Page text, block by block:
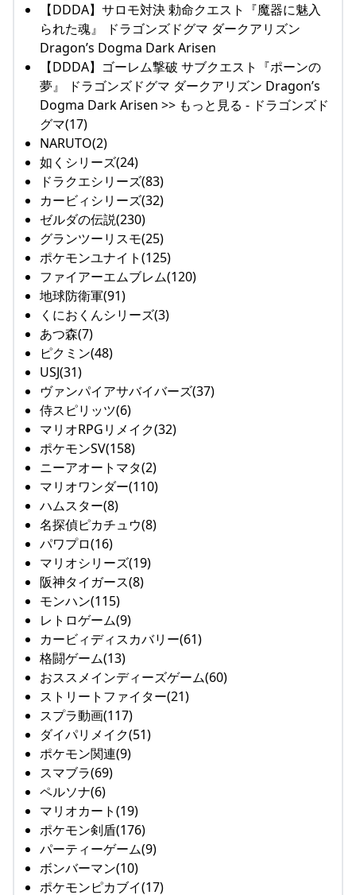
【DDDA】サロモ対決 勅命クエスト『魔器に魅入
られた魂』 ドラゴンズドグマ ダークアリズン
Dragon’s Dogma Dark Arisen
【DDDA】ゴーレム撃破 サブクエスト『ポーンの
夢』 ドラゴンズドグマ ダークアリズン Dragon’s
Dogma Dark Arisen >> もっと見る - ドラゴンズド
グマ(17)
NARUTO(2)
如くシリーズ(24)
ドラクエシリーズ(83)
カービィシリーズ(32)
ゼルダの伝説(230)
グランツーリスモ(25)
ポケモンユナイト(125)
ファイアーエムブレム(120)
地球防衛軍(91)
くにおくんシリーズ(3)
あつ森(7)
ピクミン(48)
USJ(31)
ヴァンパイアサバイバーズ(37)
侍スピリッツ(6)
マリオRPGリメイク(32)
ポケモンSV(158)
ニーアオートマタ(2)
マリオワンダー(110)
ハムスター(8)
名探偵ピカチュウ(8)
パワプロ(16)
マリオシリーズ(19)
阪神タイガース(8)
モンハン(115)
レトロゲーム(9)
カービィディスカバリー(61)
格闘ゲーム(13)
おススメインディーズゲーム(60)
ストリートファイター(21)
スプラ動画(117)
ダイパリメイク(51)
ポケモン関連(9)
スマブラ(69)
ペルソナ(6)
マリオカート(19)
ポケモン剣盾(176)
パーティーゲーム(9)
ボンバーマン(10)
ポケモンピカブイ(17)